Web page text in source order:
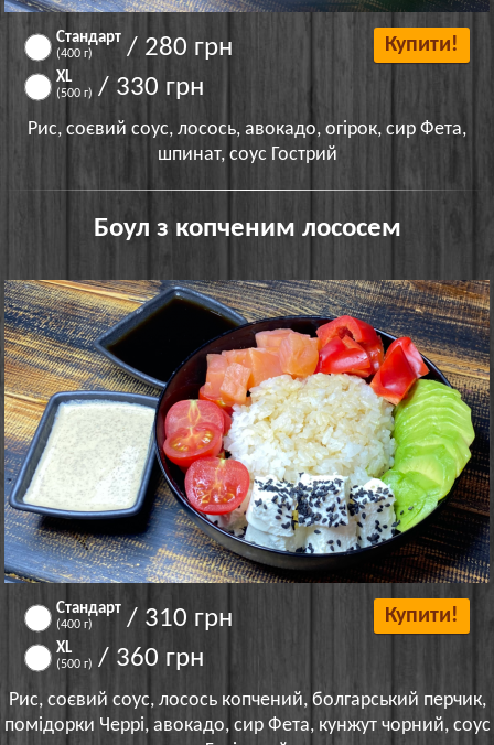
Стандарт
(400 г) / 280 грн
XL
(500 г) / 330 грн
Купити!
Рис, соєвий соус, лосось, авокадо, огірок, сир Фета,
шпинат, соус Гострий
Боул з копченим лососем
Стандарт
(400 г) / 310 грн
XL
(500 г) / 360 грн
Купити!
Рис, соєвий соус, лосось копчений, болгарський перчик,
помідорки Черрі, авокадо, сир Фета, кунжут чорний, соус